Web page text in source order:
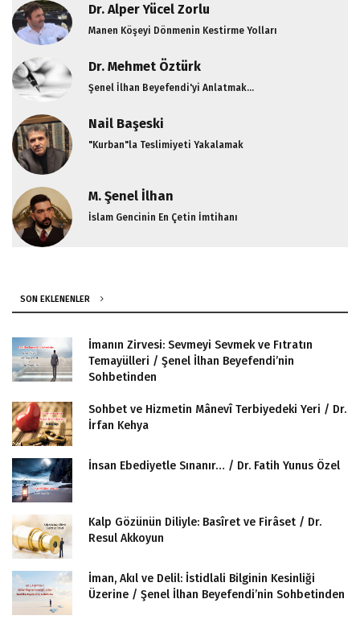
Dr. Alper Yücel Zorlu
Manen Köşeyi Dönmenin Kestirme Yolları
Dr. Mehmet Öztürk
Şenel İlhan Beyefendi'yi Anlatmak...
Nail Başeski
"Kurban"la Teslimiyeti Yakalamak
M. Şenel İlhan
İslam Gencinin En Çetin İmtihanı
SON EKLENENLER
İmanın Zirvesi: Sevmeyi Sevmek ve Fıtratın
Temayülleri / Şenel İlhan Beyefendi’nin
Sohbetinden
Sohbet ve Hizmetin Mânevî Terbiyedeki Yeri / Dr.
İrfan Kehya
İnsan Ebediyetle Sınanır… / Dr. Fatih Yunus Özel
Kalp Gözünün Diliyle: Basîret ve Firâset / Dr.
Resul Akkoyun
İman, Akıl ve Delil: İstidlali Bilginin Kesinliği
Üzerine / Şenel İlhan Beyefendi’nin Sohbetinden